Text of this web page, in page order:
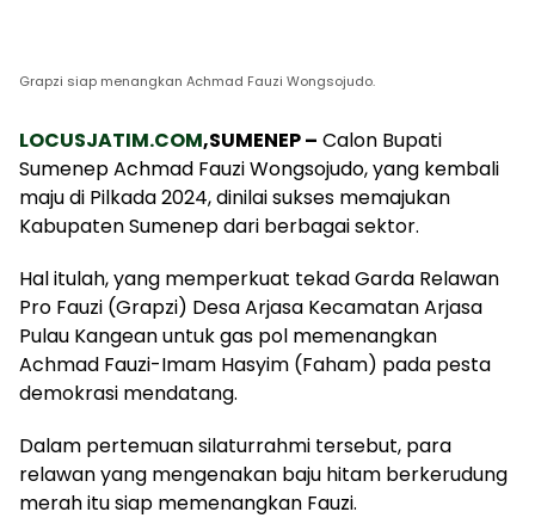
Grapzi siap menangkan Achmad Fauzi Wongsojudo.
LOCUSJATIM.COM,SUMENEP – Calon Bupati
Sumenep Achmad Fauzi Wongsojudo, yang kembali
maju di Pilkada 2024, dinilai sukses memajukan
Kabupaten Sumenep dari berbagai sektor.
Hal itulah, yang memperkuat tekad Garda Relawan
Pro Fauzi (Grapzi) Desa Arjasa Kecamatan Arjasa
Pulau Kangean untuk gas pol memenangkan
Achmad Fauzi-Imam Hasyim (Faham) pada pesta
demokrasi mendatang.
Dalam pertemuan silaturrahmi tersebut, para
relawan yang mengenakan baju hitam berkerudung
merah itu siap memenangkan Fauzi.